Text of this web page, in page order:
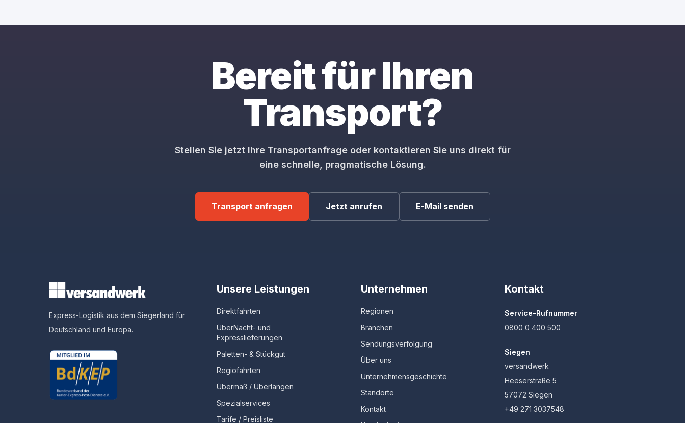
Bereit für Ihren
Transport?
Stellen Sie jetzt Ihre Transportanfrage oder kontaktieren Sie uns direkt für
eine schnelle, pragmatische Lösung.
Transport anfragen Jetzt anrufen E-Mail senden
Express-Logistik aus dem Siegerland für
Deutschland und Europa.
Unsere Leistungen
Direktfahrten
ÜberNacht- und
Expresslieferungen
Paletten- & Stückgut
Regiofahrten
Übermaß / Überlängen
Spezialservices
Tarife / Preisliste
Unternehmen
Regionen
Branchen
Sendungsverfolgung
Über uns
Unternehmensgeschichte
Standorte
Kontakt
Kontakt
Service-Rufnummer
0800 0 400 500
Siegen
versandwerk
Heeserstraße 5
57072 Siegen
+49 271 3037548